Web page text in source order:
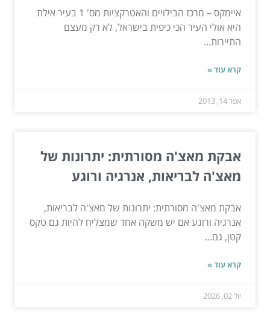
איימקס – מרכז הבילויים והאטרקציות מס' 1 בעיר אילת
היא אולי העיר הכי כיפית בישראל, לא רק מעצם
התיירות...
קרא עוד »
אפר 14, 2013
אבקת מאצ'ה מסורתית: יתרונות של
מאצ'ה לבריאות, אנרגיה ורוגע
אבקת מאצ'ה מסורתית: יתרונות של מאצ'ה לבריאות,
אנרגיה ורוגע אם יש משקה אחד שמצליח להיות גם טקס
קטן, גם...
קרא עוד »
יול 02, 2026